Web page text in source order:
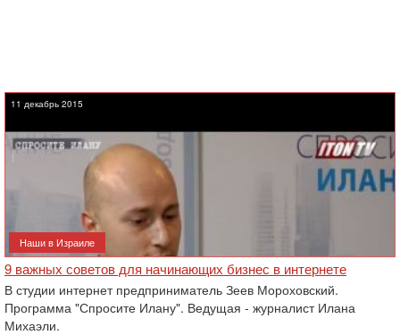
11 декабрь 2015
Наши в Израиле
9 важных советов для начинающих бизнес в интернете
В студии интернет предприниматель Зеев Мороховский.
Программа "Спросите Илану". Ведущая - журналист Илана
Михаэли.